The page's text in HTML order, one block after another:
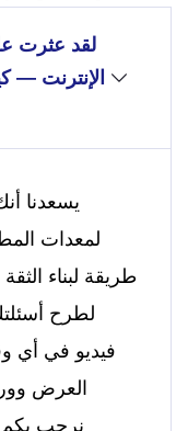
لقد عثرت
الإنترنت —
يسعدنا
لمعدات
طريقة لبناء
لطرح
فيديو في أي
العرض
نرحب بكم